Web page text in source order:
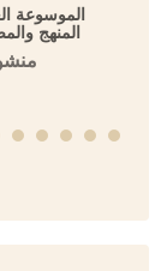
الموسوعة
المنهج